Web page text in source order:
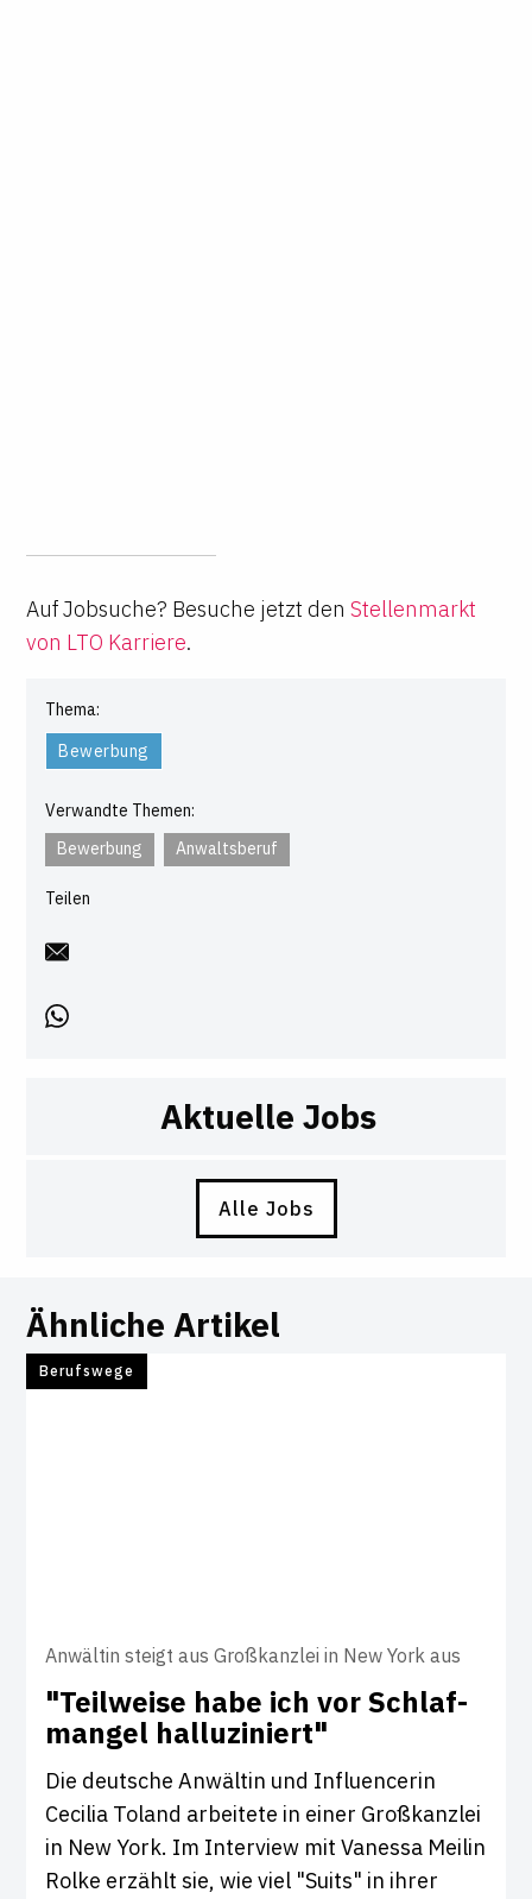
Auf Jobsuche? Besuche jetzt den Stellenmarkt
von LTO Karriere.
Thema:
Bewerbung
Verwandte Themen:
Bewerbung
Anwaltsberuf
Teilen
Aktuelle Jobs
Alle Jobs
Ähnliche Artikel
Berufswege
Anwältin steigt aus Großkanzlei in New York aus
"Teil­weise habe ich vor Schlaf­
mangel hal­lu­zi­niert"
Die deutsche Anwältin und Influencerin
Cecilia Toland arbeitete in einer Großkanzlei
in New York. Im Interview mit Vanessa Meilin
Rolke erzählt sie, wie viel "Suits" in ihrer